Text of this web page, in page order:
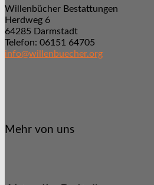
Willenbücher Bestattungen
Herdweg 6
64285 Darmstadt
Telefon: 06151 64705
info@willenbuecher.org
Mehr von uns